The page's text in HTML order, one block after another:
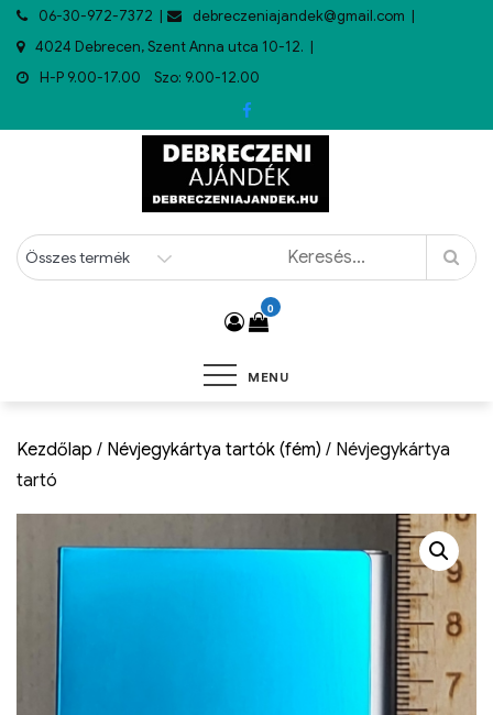
06-30-972-7372
debreczeniajandek@gmail.com
4024 Debrecen, Szent Anna utca 10-12.
H-P 9.00-17.00 Szo: 9.00-12.00
0
MENU
Kezdőlap / Névjegykártya tartók (fém) / Névjegykártya
tartó